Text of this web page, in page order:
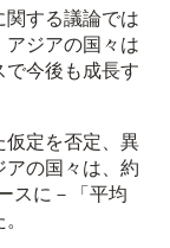
する議論では
ジアの国々は
今後も成長す
定を否定、異
の国々は、約
スに－「平均